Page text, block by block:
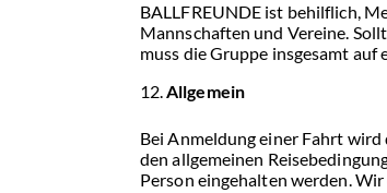
BALLFREUNDE ist behilflich,
Mannschaften und Vereine.
muss die Gruppe insgesamt
Allgemein
Bei Anmeldung einer Fahrt wird
den allgemeinen
Person eingehalten werden.